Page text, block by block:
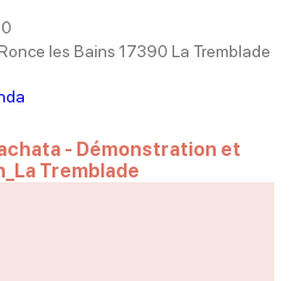
les Bains 17390 La Tremblade